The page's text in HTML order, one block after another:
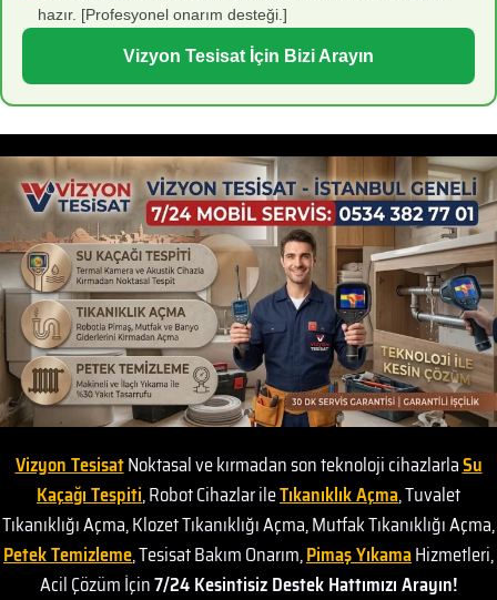
hazır. [Profesyonel onarım desteği.]
Vizyon Tesisat İçin Bizi Arayın
Vizyon TesisatNoktasal ve kırmadan son teknoloji cihazlarlaSu
Kaçağı Tespiti, Robot Cihazlar ileTıkanıklık Açma, Tuvalet
Tıkanıklığı Açma, Klozet Tıkanıklığı Açma, Mutfak Tıkanıklığı Açma,
Petek Temizleme, Tesisat Bakım Onarım,Pimaş YıkamaHizmetleri,
Acil Çözüm İçin7/24 Kesintisiz Destek Hattımızı Arayın!